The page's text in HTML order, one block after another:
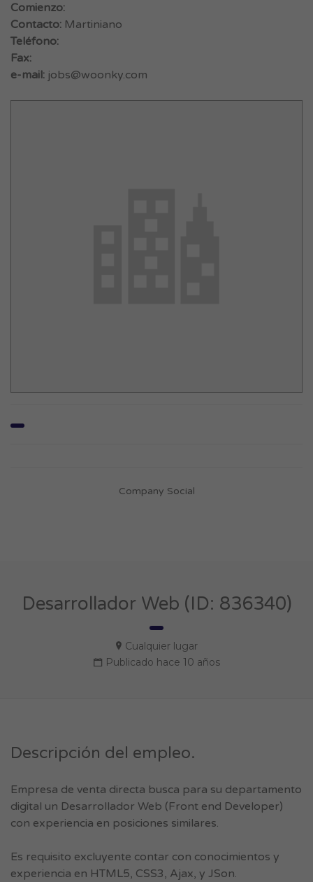
Comienzo:
Contacto: Martiniano
Teléfono:
Fax:
e-mail: jobs@woonky.com
Company Social
Desarrollador Web (ID: 836340)
Cualquier lugar
Publicado hace 10 años
Descripción del empleo.
Empresa de venta directa busca para su departamento
digital un Desarrollador Web (Front end Developer)
con experiencia en posiciones similares.
Es requisito excluyente contar con conocimientos y
experiencia en HTML5, CSS3, Ajax, y JSon.